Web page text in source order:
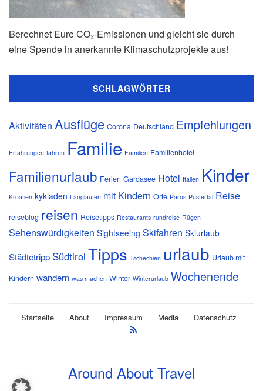
Berechnet Eure CO₂-Emissionen und gleicht sie durch
eine Spende in anerkannte Klimaschutzprojekte aus!
SCHLAGWÖRTER
Aktivitäten Ausflüge Corona Deutschland Empfehlungen
Erfahrungen fahren Familie Familien Familienhotel
Familienurlaub Ferien Gardasee Hotel Italien Kinder
Kroatien kykladen Langlaufen mit Kindern Orte Paros Pustertal Reise
reiseblog reisen Reisetipps Restaurants rundreise Rügen
Sehenswürdigkeiten Sightseeing Skifahren Skiurlaub
Städtetripp Südtirol Tipps Tschechien urlaub Urlaub mit
Kindern wandern was machen Winter Winterurlaub Wochenende
Startseite About Impressum Media Datenschutz
Around About Travel